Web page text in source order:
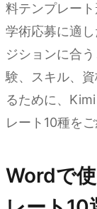
料テンプレー
学術応募に適
ジションに合
験、スキル、
るために、
レート10種をご
Wordで